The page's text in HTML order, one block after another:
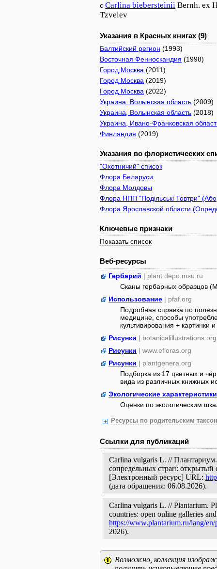
с Carlina biebersteinii Bernh. ex
Tzvelev
Указания в Красных книгах (9)
Балтийский регион (1993)
Восточная Фенноскандия (1998)
Город Москва (2011)
Город Москва (2019)
Город Москва (2022)
Украина, Волынская область (2009)
Украина, Волынская область (2018)
Украина, Ивано-Франковская
Финляндия (2019)
Указания во флористических
"Охотничий" список
Флора Беларуси
Флора Молдовы
Флора НПП "Подільські Товтри"
Флора Ярославской области
Ключевые признаки
Показать список
Веб-ресурсы
Гербарий | plant.depo.msu.ru
Сканы гербарных образцов
Использование | pfaf.org
Подробная справка по
медицине, способы
культивирования + картинки
Рисунки | botanicalillustrations.org
Рисунки | www.efloras.org
Рисунки | plantgenera.org
Подборка из 17 цветных и
вида из различных книжных
Экологические характеристики
Оценки по экологическим
Ресурсы по родительским
Ссылки для публикаций
Carlina vulgaris L. //
сопредельных стран: открытый
[Электронный ресурс] URL:
(дата обращения: 06.08.2026).
Carlina vulgaris L. // Plantarium.
countries: open online galleries
https://www.plantarium.ru/lang/
2026).
Возможно, коллекция